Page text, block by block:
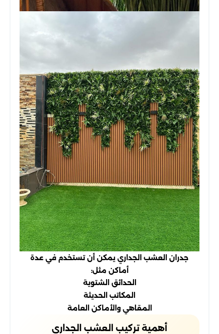
جدران العشب الجداري يمكن أن تستخدم في عدة
أماكن مثل:
الحدائق الشتوية
المكاتب الحديثة
المقاهي والأماكن العامة
أهمية تركيب العشب الجداري